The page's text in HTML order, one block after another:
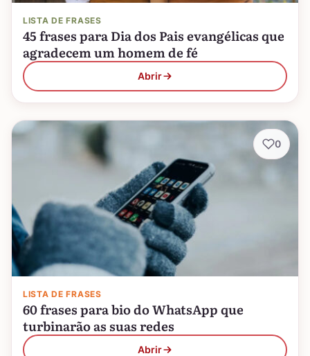
LISTA DE FRASES
45 frases para Dia dos Pais evangélicas que
agradecem um homem de fé
Abrir
LISTA DE FRASES
60 frases para bio do WhatsApp que
turbinarão as suas redes
Abrir
0